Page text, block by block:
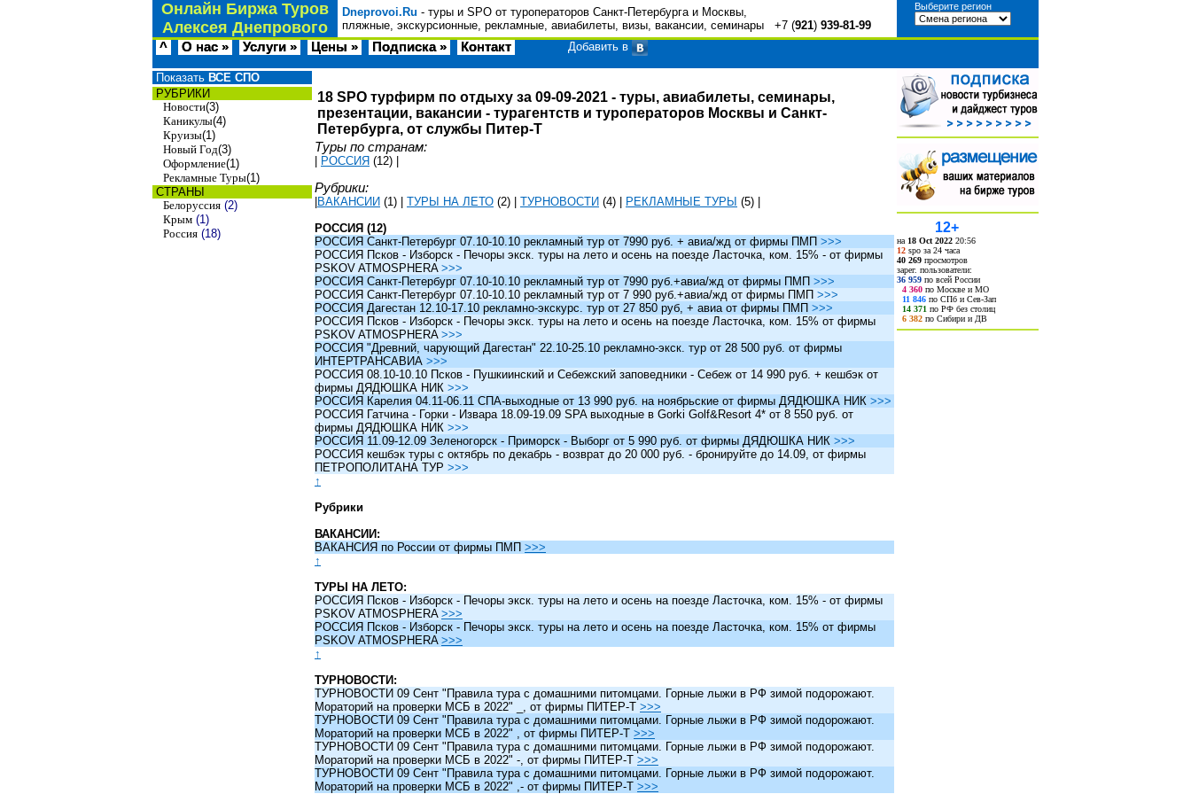
Онлайн Биржа Туров
Алексея Днепрового
Dneprovoi.Ru - туры и SPO от туроператоров Санкт-Петербурга и Москвы,
пляжные, экскурсионные, рекламные, авиабилеты, визы, вакансии, семинары +7 (921) 939-81-99
Выберите регион
^ О нас » Услуги » Цены » Подписка » Контакт Добавить в
Показать ВСЕ СПО
РУБРИКИ
Новости(3)
Каникулы(4)
Круизы(1)
Новый Год(3)
Оформление(1)
Рекламные Туры(1)
СТРАНЫ
Белоруссия (2)
Крым (1)
Россия (18)
18 SPO турфирм по отдыху за 09-09-2021 - туры, авиабилеты, семинары,
презентации, вакансии - турагентств и туроператоров Москвы и Санкт-
Петербурга, от службы Питер-Т
Туры по странам:
РОССИЯ (12)
Рубрики:
ВАКАНСИИ (1) ТУРЫ НА ЛЕТО (2) ТУРНОВОСТИ (4) РЕКЛАМНЫЕ ТУРЫ (5)
РОССИЯ (12)
РОССИЯ Санкт-Петербург 07.10-10.10 рекламный тур от 7990 руб. + авиа/жд от фирмы ПМП >>>
РОССИЯ Псков - Изборск - Печоры экск. туры на лето и осень на поезде Ласточка, ком. 15% - от фирмы
PSKOV ATMOSPHERA >>>
РОССИЯ Санкт-Петербург 07.10-10.10 рекламный тур от 7990 руб.+авиа/жд от фирмы ПМП >>>
РОССИЯ Санкт-Петербург 07.10-10.10 рекламный тур от 7 990 руб.+авиа/жд от фирмы ПМП >>>
РОССИЯ Дагестан 12.10-17.10 рекламно-экскурс. тур от 27 850 руб, + авиа от фирмы ПМП >>>
РОССИЯ Псков - Изборск - Печоры экск. туры на лето и осень на поезде Ласточка, ком. 15% от фирмы
PSKOV ATMOSPHERA >>>
РОССИЯ "Древний, чарующий Дагестан" 22.10-25.10 рекламно-экск. тур от 28 500 руб. от фирмы
ИНТЕРТРАНСАВИА >>>
РОССИЯ 08.10-10.10 Псков - Пушкиинский и Себежский заповедники - Себеж от 14 990 руб. + кешбэк от
фирмы ДЯДЮШКА НИК >>>
РОССИЯ Карелия 04.11-06.11 СПА-выходные от 13 990 руб. на ноябрьские от фирмы ДЯДЮШКА НИК >>>
РОССИЯ Гатчина - Горки - Извара 18.09-19.09 SPA выходные в Gorki Golf&Resort 4* от 8 550 руб. от
фирмы ДЯДЮШКА НИК >>>
РОССИЯ 11.09-12.09 Зеленогорск - Приморск - Выборг от 5 990 руб. от фирмы ДЯДЮШКА НИК >>>
РОССИЯ кешбэк туры c октябрь по декабрь - возврат до 20 000 руб. - бронируйте до 14.09, от фирмы
ПЕТРОПОЛИТАНА ТУР >>>
↑
Рубрики
ВАКАНСИИ:
ВАКАНСИЯ по России от фирмы ПМП >>>
↑
ТУРЫ НА ЛЕТО:
РОССИЯ Псков - Изборск - Печоры экск. туры на лето и осень на поезде Ласточка, ком. 15% - от фирмы
PSKOV ATMOSPHERA >>>
РОССИЯ Псков - Изборск - Печоры экск. туры на лето и осень на поезде Ласточка, ком. 15% от фирмы
PSKOV ATMOSPHERA >>>
↑
ТУРНОВОСТИ:
ТУРНОВОСТИ 09 Сент "Правила тура с домашними питомцами. Горные лыжи в РФ зимой подорожают.
Мораторий на проверки МСБ в 2022" _, от фирмы ПИТЕР-Т >>>
ТУРНОВОСТИ 09 Сент "Правила тура с домашними питомцами. Горные лыжи в РФ зимой подорожают.
Мораторий на проверки МСБ в 2022" , от фирмы ПИТЕР-Т >>>
ТУРНОВОСТИ 09 Сент "Правила тура с домашними питомцами. Горные лыжи в РФ зимой подорожают.
Мораторий на проверки МСБ в 2022" -, от фирмы ПИТЕР-Т >>>
ТУРНОВОСТИ 09 Сент "Правила тура с домашними питомцами. Горные лыжи в РФ зимой подорожают.
Мораторий на проверки МСБ в 2022" ,- от фирмы ПИТЕР-Т >>>
12+
на 18 Oct 2022 20:56
12 spo за 24 часа
40 269 просмотров
зарег. пользователи:
36 959 по всей России
4 360 по Москве и МО
11 846 по СПб и Сев-Зап
14 371 по РФ без столиц
6 382 по Сибири и ДВ